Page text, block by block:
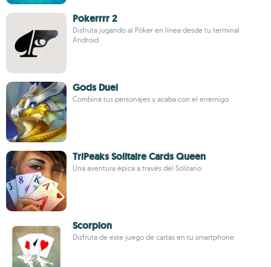
Pokerrrr 2
Disfruta jugando al Póker en línea desde tu terminal
Android
Gods Duel
Combina tus personajes y acaba con el enemigo
TriPeaks Solitaire Cards Queen
Una aventura épica a través del Solitario
Scorpion
Disfruta de este juego de cartas en tu smartphone